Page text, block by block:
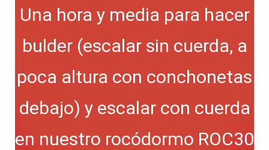
Una hora y media para hacer
bulder (escalar sin cuerda, a
poca altura con conchonetas
debajo) y escalar con cuerda
en nuestro rocódormo ROC30